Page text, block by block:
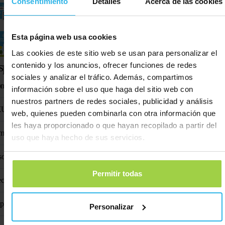
Esta página web usa cookies
Las cookies de este sitio web se usan para personalizar el
contenido y los anuncios, ofrecer funciones de redes
sociales y analizar el tráfico. Además, compartimos
información sobre el uso que haga del sitio web con
nuestros partners de redes sociales, publicidad y análisis
web, quienes pueden combinarla con otra información que
les haya proporcionado o que hayan recopilado a partir del
uso que haya hecho de sus servicios.
Permitir todas
Personalizar
técnicas
del producto
de telefonía móvil
GPS
Manual de activación